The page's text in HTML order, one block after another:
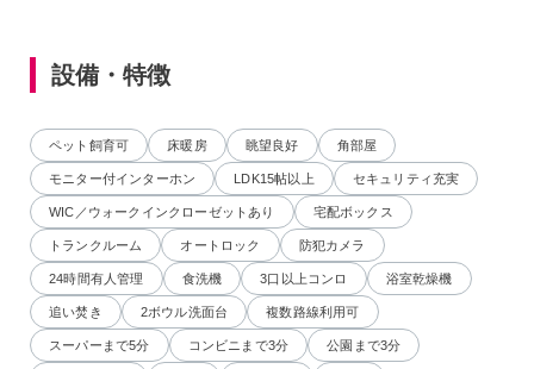
設備・特徴
ペット飼育可 床暖房 眺望良好 角部屋
モニター付インターホン LDK15帖以上 セキュリティ充実
WIC／ウォークインクローゼットあり 宅配ボックス
トランクルーム オートロック 防犯カメラ
24時間有人管理 食洗機 3口以上コンロ 浴室乾燥機
追い焚き 2ボウル洗面台 複数路線利用可
スーパーまで5分 コンビニまで3分 公園まで3分